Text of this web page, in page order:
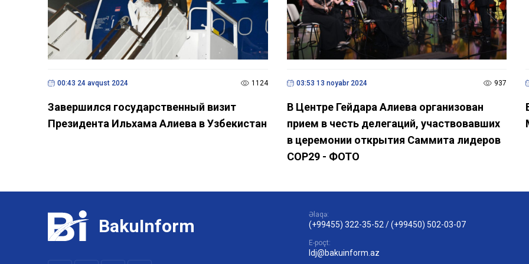
00:43 24 avqust 2024 1124
Завершился государственный визит
Президента Ильхама Алиева в Узбекистан
03:53 13 noyabr 2024 937
В Центре Гейдара Алиева организован
прием в честь делегаций, участвовавших
в церемонии открытия Саммита лидеров
COP29 - ФОТО
BakuInform
Əlaqə:
(+99455) 322-35-52 /(+99450) 502-03-07
E-poçt:
ldj@bakuinform.az